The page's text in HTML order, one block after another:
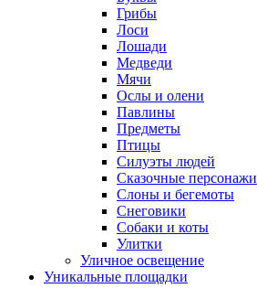
Грибы
Лоси
Лошади
Медведи
Мячи
Ослы и олени
Павлины
Предметы
Птицы
Силуэты людей
Сказочные персонажи
Слоны и бегемоты
Снеговики
Собаки и коты
Улитки
Уличное освещение
Уникальные площадки